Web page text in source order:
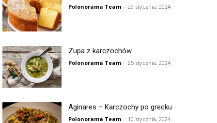
Polonorama Team - 29 stycznia, 2024
Zupa z karczochów
Polonorama Team - 25 stycznia, 2024
Aginares – Karczochy po grecku
Polonorama Team - 10 stycznia, 2024